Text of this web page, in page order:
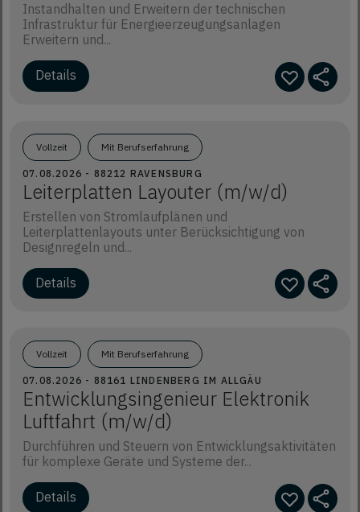
Instandhalten und Erweitern der technischen
Infrastruktur für Energieerzeugungsanlagen
Erweitern und...
Details
Vollzeit Mit Berufserfahrung
07.08.2026 - 88212 RAVENSBURG
Leiterplatten Layouter (m/w/d)
Erstellen von Stromlaufplänen und
Leiterplattenlayouts unter Berücksichtigung von
Designregeln und...
Details
Vollzeit Mit Berufserfahrung
07.08.2026 - 88161 LINDENBERG IM ALLGÄU
Entwicklungsingenieur Elektronik
Luftfahrt (m/w/d)
Durchführen und Steuern von Entwicklungsaktivitäten
für komplexe Geräte und Systeme der...
Details